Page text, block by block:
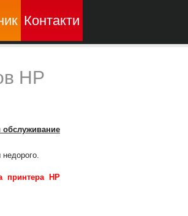
Контакти
HP
обслуживание
принтера HP